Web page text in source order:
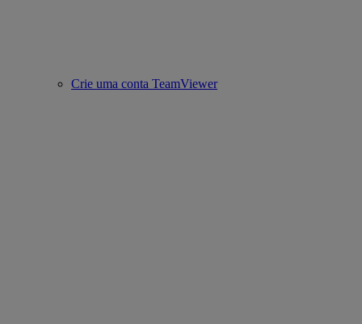
Crie uma conta TeamViewer